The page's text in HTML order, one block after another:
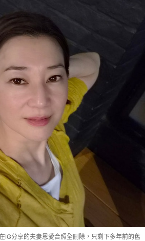
IG分享的夫妻恩愛合照全刪除，只剩下多年前的舊